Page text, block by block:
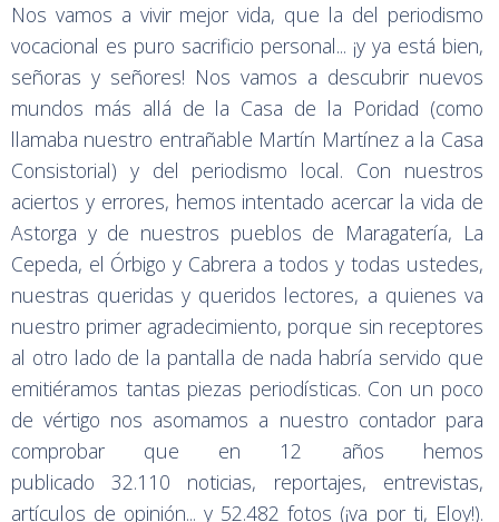
Nos vamos a vivir mejor vida, que la del periodismo
vocacional es puro sacrificio personal... ¡y ya está bien,
señoras y señores! Nos vamos a descubrir nuevos
mundos más allá de la Casa de la Poridad (como
llamaba nuestro entrañable Martín Martínez a la Casa
Consistorial) y del periodismo local. Con nuestros
aciertos y errores, hemos intentado acercar la vida de
Astorga y de nuestros pueblos de Maragatería, La
Cepeda, el Órbigo y Cabrera a todos y todas ustedes,
nuestras queridas y queridos lectores, a quienes va
nuestro primer agradecimiento, porque sin receptores
al otro lado de la pantalla de nada habría servido que
emitiéramos tantas piezas periodísticas. Con un poco
de vértigo nos asomamos a nuestro contador para
comprobar que en 12 años hemos
publicado 32.110 noticias, reportajes, entrevistas,
artículos de opinión... y 52.482 fotos (¡va por ti, Eloy!).